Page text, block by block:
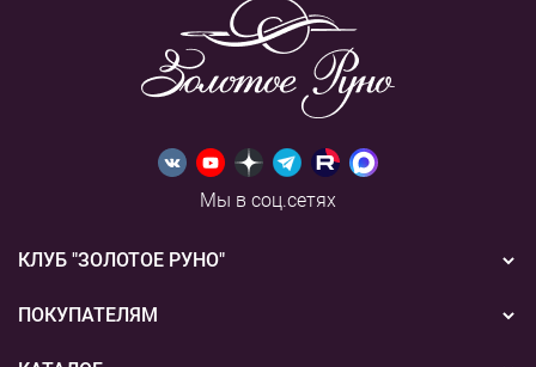
Мы в соц.сетях
КЛУБ "ЗОЛОТОЕ РУНО"
Новости
Акции
ПОКУПАТЕЛЯМ